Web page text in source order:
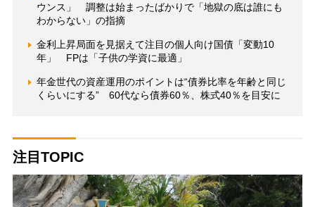
ウンス」 調整は始まったばかりで「地獄の底は誰にも
わからない」の指摘
金利上昇局面を見据えて注目の個人向け国債「変動10
年」 FPは「子供の学資に最適」
年金世代の資産運用のポイントは“債券比率を年齢と同じ
くらいにする” 60代なら債券60％、株式40％を目安に
注目TOPIC